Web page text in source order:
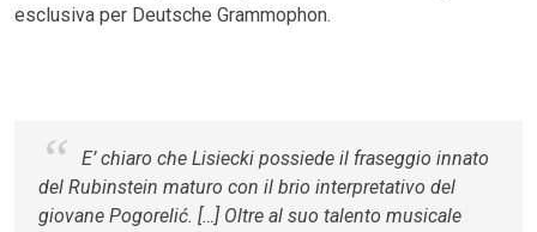
esclusiva per Deutsche Grammophon.
E’ chiaro che Lisiecki possiede il fraseggio innato
del Rubinstein maturo con il brio interpretativo del
giovane Pogorelić. […] Oltre al suo talento musicale